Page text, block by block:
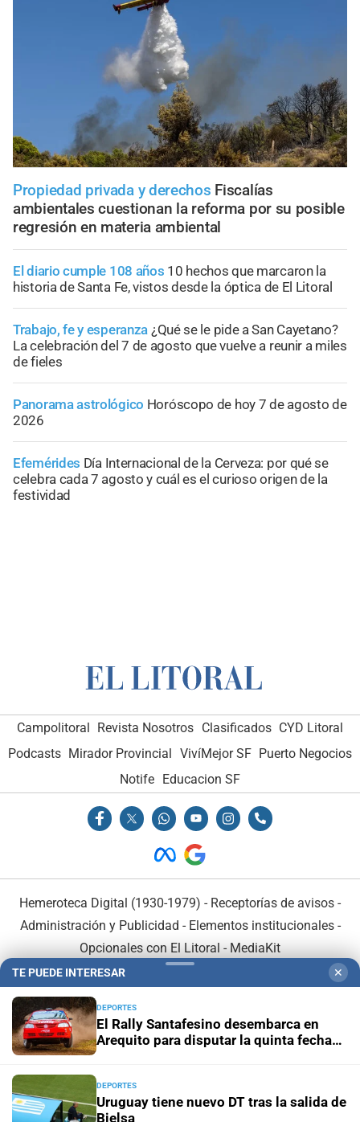
Propiedad privada y derechos Fiscalías
ambientales cuestionan la reforma por su posible
regresión en materia ambiental
El diario cumple 108 años 10 hechos que marcaron la
historia de Santa Fe, vistos desde la óptica de El Litoral
Trabajo, fe y esperanza ¿Qué se le pide a San Cayetano?
La celebración del 7 de agosto que vuelve a reunir a miles
de fieles
Panorama astrológico Horóscopo de hoy 7 de agosto de
2026
Efemérides Día Internacional de la Cerveza: por qué se
celebra cada 7 agosto y cuál es el curioso origen de la
festividad
Campolitoral Revista Nosotros Clasificados CYD Litoral
Podcasts Mirador Provincial VivíMejor SF Puerto Negocios
Notife
Educacion SF
Hemeroteca Digital (1930-1979) - Receptorías de avisos -
Administración y Publicidad - Elementos institucionales-
Opcionales con El Litoral - MediaKit
En Asociación con:
TE PUEDE INTERESAR ✕
DEPORTES
El Rally Santafesino desembarca en
Arequito para disputar la quinta fecha
DEPORTES
Uruguay tiene nuevo DT tras la salida de
Bielsa